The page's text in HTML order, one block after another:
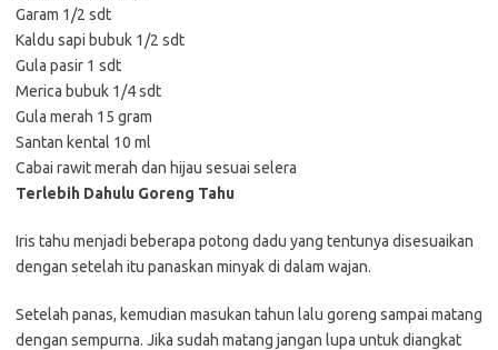
Garam 1/2 sdt
Kaldu sapi bubuk 1/2 sdt
Gula pasir 1 sdt
Merica bubuk 1/4 sdt
Gula merah 15 gram
Santan kental 10 ml
Cabai rawit merah dan hijau sesuai selera
Terlebih Dahulu Goreng Tahu
Iris tahu menjadi beberapa potong dadu yang tentunya disesuaikan
dengan setelah itu panaskan minyak di dalam wajan.
Setelah panas, kemudian masukan tahun lalu goreng sampai matang
dengan sempurna. Jika sudah matang jangan lupa untuk diangkat